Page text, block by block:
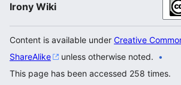
Irony Wiki
Content is available under Creative
ShareAlike
unless otherwise noted.
This page has been accessed 258 times.